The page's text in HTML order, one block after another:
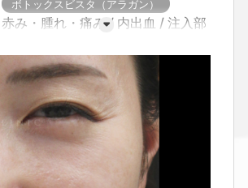
ボトックスビスタ（アラガン）
赤み・腫れ・痛み 内出血
注入部
（眉・瞼の位置変化など）
術時の咬みにくさ
口角下制の影響
による笑いづらさ
まれに全身症状
（倦怠・頭痛・発熱 等）
ボツリヌストキシン
赤み・腫れ・痛み 内出血